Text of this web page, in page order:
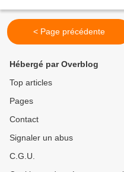
< Page précédente
Hébergé par Overblog
Top articles
Pages
Contact
Signaler un abus
C.G.U.